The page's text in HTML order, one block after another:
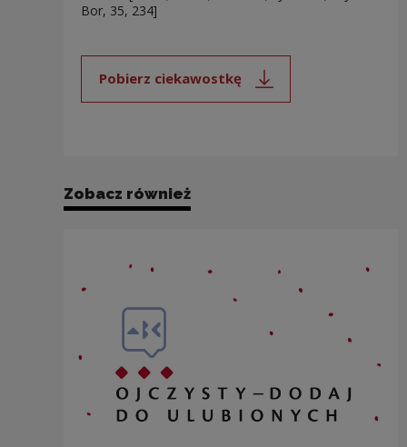
Bor, 35, 234]
Pobierz ciekawostkę
Uwaga, link zostanie otwarty
Zobacz również